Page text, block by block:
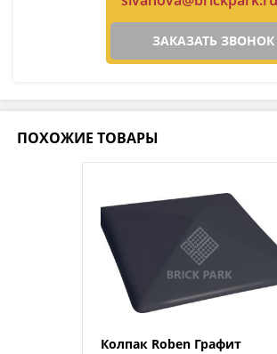
ЗАКАЗАТЬ ЗВОНОК
ПОХОЖИЕ ТОВАРЫ
Колпак Roben Графит